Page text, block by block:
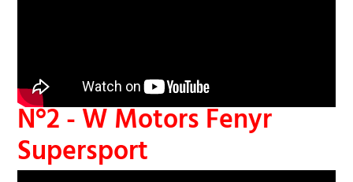
N°2 - W Motors Fenyr
Supersport